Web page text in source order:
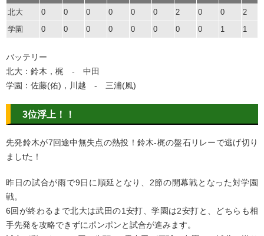
北大
0 0 0 0 0 0 2 0 0
2
学園
0 0 0 0 0 0 0 0 1 1
バッテリー
北大：鈴木，梶 - 中田
学園：佐藤(佑)，川越 - 三浦(風)
3位浮上！！
先発鈴木が7回途中無失点の熱投！鈴木-梶の盤石リレーで逃げ切り
ましtた！
昨日の試合が雨で9日に順延となり、2節の開幕戦となった対学園
戦。
6回が終わるまで北大は武田の1安打、学園は2安打と、どちらも相
手先発を攻略できずにポンポンと試合が進みます。